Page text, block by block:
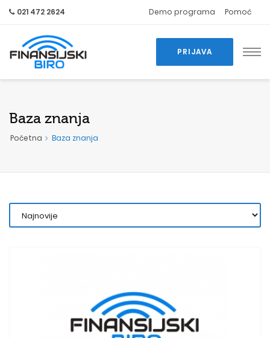
021 472 2624 Demo programa Pomoć
PRIJAVA
Baza znanja
Početna Baza znanja